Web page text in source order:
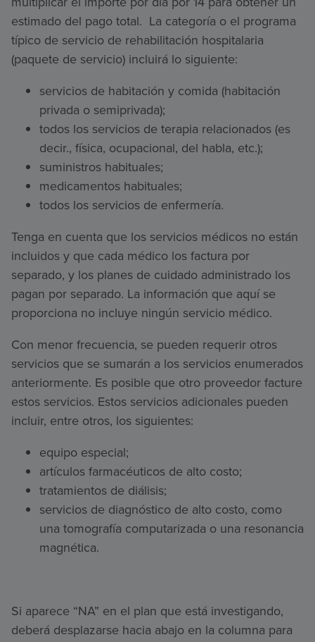
estimado del pago total. La categoría o el programa
típico de servicio de rehabilitación hospitalaria
(paquete de servicio) incluirá lo siguiente:
servicios de habitación y comida (habitación
privada o semiprivada);
todos los servicios de terapia relacionados (es
decir., física, ocupacional, del habla, etc.);
suministros habituales;
medicamentos habituales;
todos los servicios de enfermería.
Tenga en cuenta que los servicios médicos no están
incluidos y que cada médico los factura por
separado, y los planes de cuidado administrado los
pagan por separado. La información que aquí se
proporciona no incluye ningún servicio médico.
Con menor frecuencia, se pueden requerir otros
servicios que se sumarán a los servicios enumerados
anteriormente. Es posible que otro proveedor facture
estos servicios. Estos servicios adicionales pueden
incluir, entre otros, los siguientes:
equipo especial;
artículos farmacéuticos de alto costo;
tratamientos de diálisis;
servicios de diagnóstico de alto costo, como
una tomografía computarizada o una resonancia
magnética.
Si aparece “NA” en el plan que está investigando,
deberá desplazarse hacia abajo en la columna para